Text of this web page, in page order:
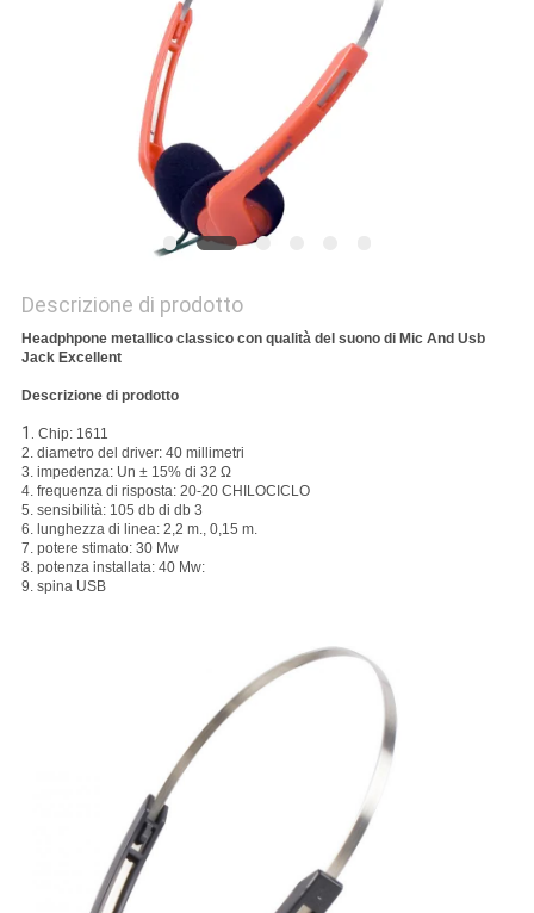
Descrizione di prodotto
Headphpone metallico classico con qualità del suono di Mic And Usb
Jack Excellent
Descrizione di prodotto
1. Chip: 1611
2. diametro del driver: 40 millimetri
3. impedenza: Un ± 15% di 32 Ω
4. frequenza di risposta: 20-20 CHILOCICLO
5. sensibilità: 105 db di db 3
6. lunghezza di linea: 2,2 m., 0,15 m.
7. potere stimato: 30 Mw
8. potenza installata: 40 Mw:
9. spina USB